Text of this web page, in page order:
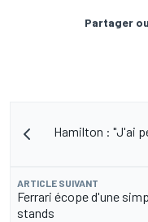
Partager
Hamilton : "J'ai
ARTICLE SUIVANT
Ferrari écope d'une
stands